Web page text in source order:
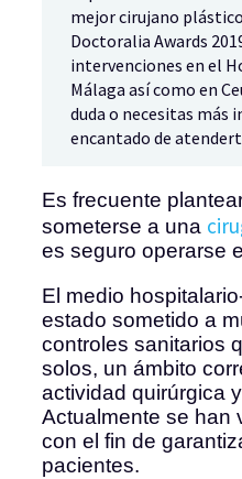
mejor cirujano
Doctoralia Awards
intervenciones en el
Málaga así como en
duda o necesitas más
encantado de
Es frecuente
someterse a una
es seguro operarse
El medio
estado sometido a
controles sanitarios
solos, un ámbito
actividad quirúrgica
Actualmente se han
con el fin de
pacientes.